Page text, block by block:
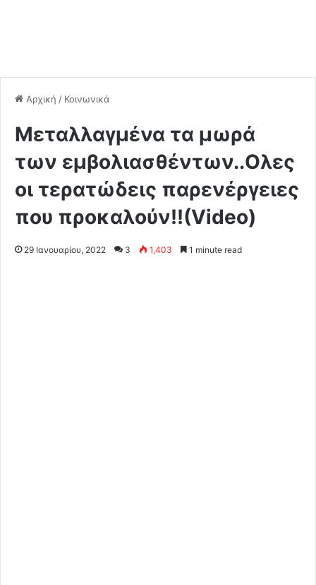
Αρχική / Κοινωνικά
Μεταλλαγμένα τα μωρά
των εμβολιασθέντων..Ολες
οι τερατώδεις παρενέργειες
που προκαλούν!!(Video)
29 Ιανουαρίου, 2022 3 1,403 1 minute read